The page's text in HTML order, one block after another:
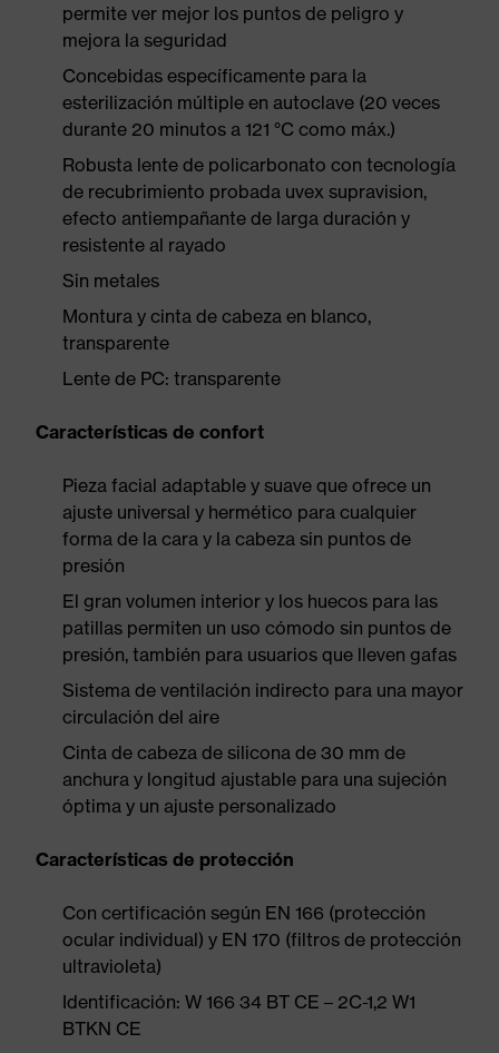
permite ver mejor los puntos de peligro y
mejora la seguridad
Concebidas específicamente para la
esterilización múltiple en autoclave (20 veces
durante 20 minutos a 121 °C como máx.)
Robusta lente de policarbonato con tecnología
de recubrimiento probada uvex supravision,
efecto antiempañante de larga duración y
resistente al rayado
Sin metales
Montura y cinta de cabeza en blanco,
transparente
Lente de PC: transparente
Características de confort
Pieza facial adaptable y suave que ofrece un
ajuste universal y hermético para cualquier
forma de la cara y la cabeza sin puntos de
presión
El gran volumen interior y los huecos para las
patillas permiten un uso cómodo sin puntos de
presión, también para usuarios que lleven gafas
Sistema de ventilación indirecto para una mayor
circulación del aire
Cinta de cabeza de silicona de 30 mm de
anchura y longitud ajustable para una sujeción
óptima y un ajuste personalizado
Características de protección
Con certificación según EN 166 (protección
ocular individual) y EN 170 (filtros de protección
ultravioleta)
Identificación: W 166 34 BT CE – 2C-1,2 W1
BTKN CE